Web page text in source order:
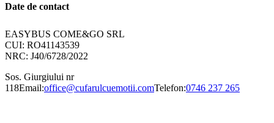
Date de contact
EASYBUS COME&GO SRL
CUI: RO41143539
NRC: J40/6728/2022
Sos. Giurgiului nr
118Email:office@cufarulcuemotii.comTelefon:0746 237 265